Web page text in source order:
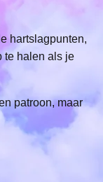
hartslagpunten,
te halen als je
patroon, maar